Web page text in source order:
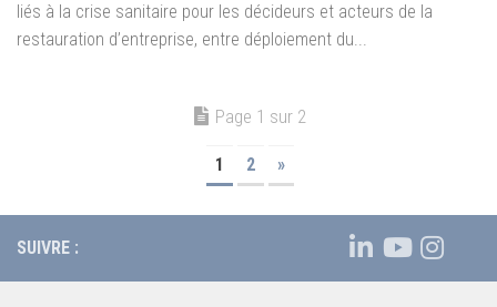
liés à la crise sanitaire pour les décideurs et acteurs de la
restauration d’entreprise, entre déploiement du...
Page 1 sur 2
1 2 »
SUIVRE :